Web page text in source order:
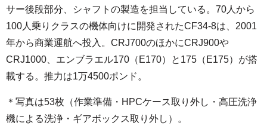
サー後段部分、シャフトの製造を担当している。70人から
100人乗りクラスの機体向けに開発されたCF34-8は、2001
年から商業運航へ投入。CRJ700のほかにCRJ900や
CRJ1000、エンブラエル170（E170）と175（E175）が搭
載する。推力は1万4500ポンド。
＊写真は53枚（作業準備・HPCケース取り外し・高圧洗浄
機による洗浄・ギアボックス取り外し）。